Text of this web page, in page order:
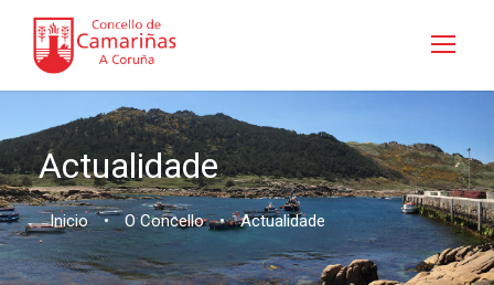
Actualidade
Inicio • O Concello • Actualidade